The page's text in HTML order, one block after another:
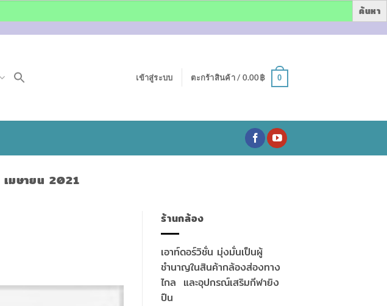
เข้าสู่ระบบ ตะกร้าสินค้า / 0.00฿ 0
เมษายน 2021
ร้านกล้อง
เอาท์ดอร์วิชั่น มุ่งมั่นเป็นผู้
ชำนาญในสินค้ากล้องส่องทาง
ไกล และอุปกรณ์เสริมกีฬายิง
ปืน